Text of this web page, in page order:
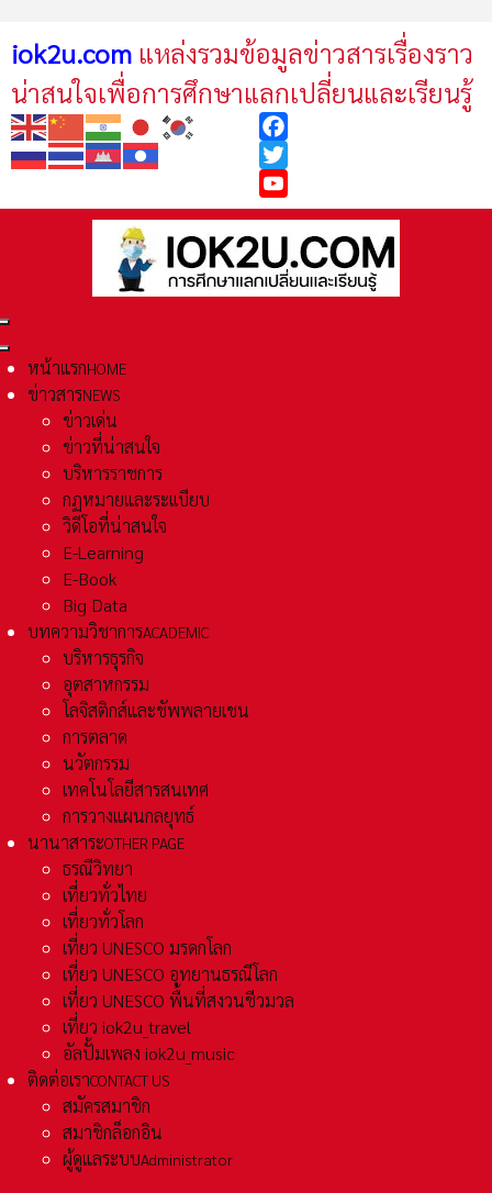
iok2u.com แหล่งรวมข้อมูลข่าวสารเรื่องราว
น่าสนใจเพื่อการศึกษาแลกเปลี่ยนและเรียนรู้
Facebook
Twitter
YouTube
หน้าแรกHOME
ข่าวสารNEWS
ข่าวเด่น
ข่าวที่น่าสนใจ
บริหารราชการ
กฏหมายและระเเบียบ
วิดีโอที่น่าสนใจ
E-Learning
E-Book
Big Data
บทความวิชาการACADEMIC
บริหารธุรกิจ
อุตสาหกรรม
โลจิสติกส์และชัพพลายเชน
การตลาด
นวัตกรรม
เทคโนโลยีสารสนเทศ
การวางแผนกลยุทธ์
นานาสาระOTHER PAGE
ธรณีวิทยา
เที่ยวทั่วไทย
เที่ยวทั่วโลก
เที่ยว UNESCO มรดกโลก
เที่ยว UNESCO อุทยานธรณีโลก
เที่ยว UNESCO พื้นที่สงวนชีวมวล
เที่ยว iok2u_travel
อัลปั้มเพลง iok2u_music
ติดต่อเราCONTACT US
สมัครสมาชิก
สมาชิกล็อกอิน
ผู้ดูแลระบบAdministrator